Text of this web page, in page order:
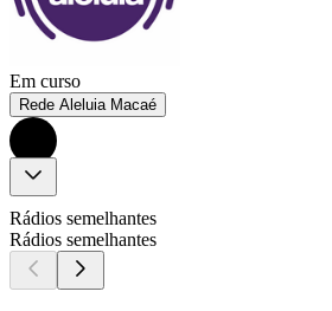
Em curso
Rede Aleluia Macaé
Rádios semelhantes
Rádios semelhantes